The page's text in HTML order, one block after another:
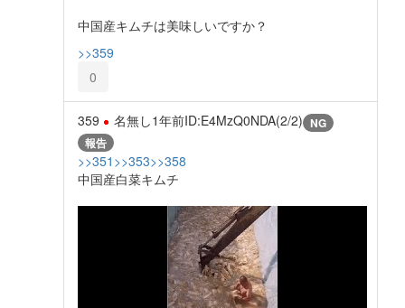
中国産キムチは美味しいですか？
>>359
0
359 名無し1年前ID:E4MzQ0NDA(2/2) NG
報告
>>351 >>353>>358
中国産白菜キムチ